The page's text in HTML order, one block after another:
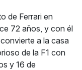
de Ferrari en
72 años, y con él
a la casa
de la F1 con
y 16 de